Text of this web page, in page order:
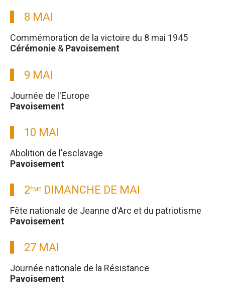
8 MAI
Commémoration de la victoire du 8 mai 1945
Cérémonie & Pavoisement
9 MAI
Journée de l'Europe
Pavoisement
10 MAI
Abolition de l'esclavage
Pavoisement
2ÈME DIMANCHE DE MAI
Fête nationale de Jeanne d'Arc et du patriotisme
Pavoisement
27 MAI
Journée nationale de la Résistance
Pavoisement